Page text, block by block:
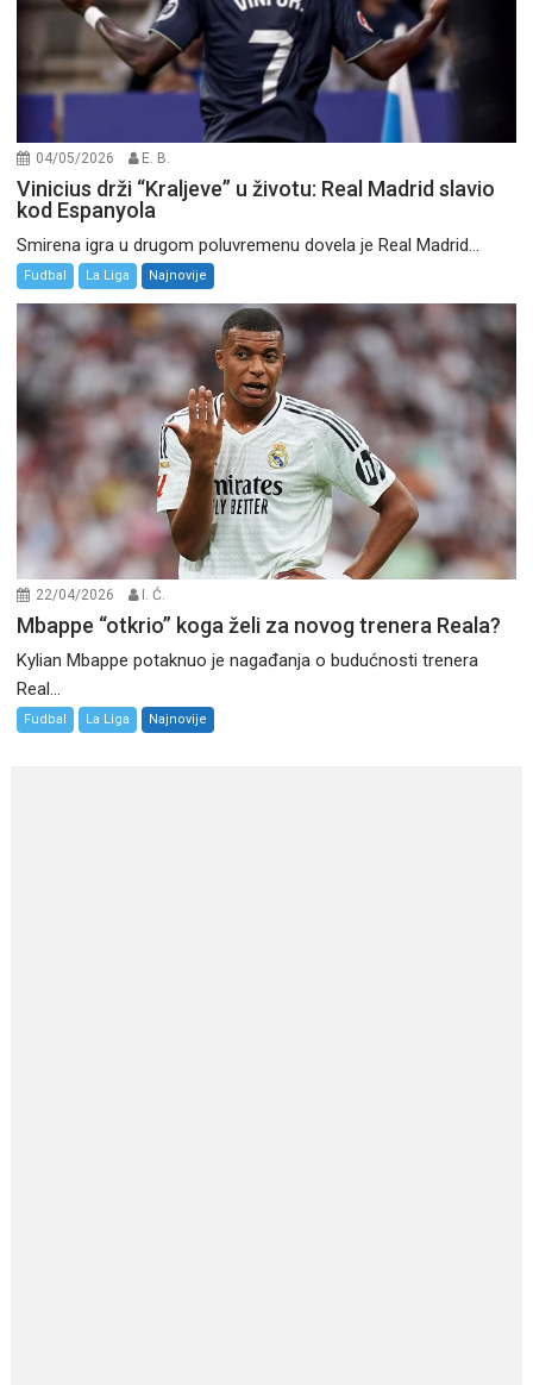
04/05/2026 E. B.
Vinicius drži “Kraljeve” u životu: Real Madrid slavio
kod Espanyola
Smirena igra u drugom poluvremenu dovela je Real Madrid...
Fudbal La Liga Najnovije
22/04/2026 I. Ć.
Mbappe “otkrio” koga želi za novog trenera Reala?
Kylian Mbappe potaknuo je nagađanja o budućnosti trenera
Real...
Fudbal La Liga Najnovije